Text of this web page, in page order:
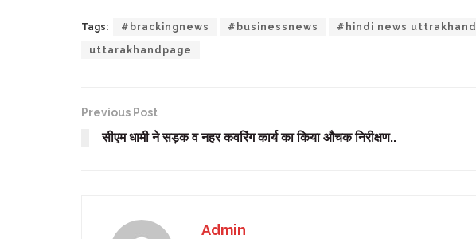
Tags: #brackingnews #businessnews #hindi news uttrakhand
uttarakhandpage
Previous Post
सीएम धामी ने सड़क व नहर कवरिंग कार्य का किया औचक निरीक्षण..
Admin